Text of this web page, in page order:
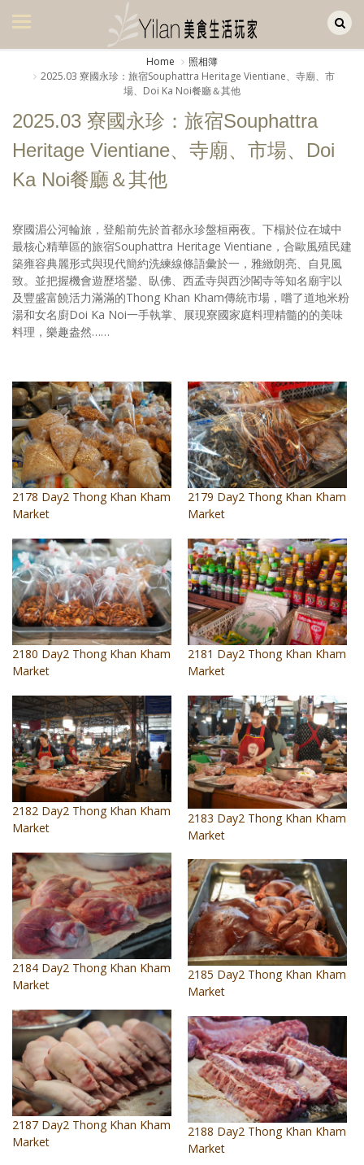
美食集
美飲集
廚房集
旅遊集
旅遊美食集
書房集
日記簿
餐桌週記
照相簿
影音區
創意出版服務
歷史區
關於Yilan
個人著作
活動實況記錄
媒體報導一覽
合作與代言
Home
照相簿
2025.03 寮國永珍：旅宿Souphattra Heritage Vientiane、寺廟、市
場、Doi Ka Noi餐廳＆其他
2025.03 寮國永珍：旅宿Souphattra
Heritage Vientiane、寺廟、市場、Doi
Ka Noi餐廳＆其他
寮國湄公河輪旅，登船前先於首都永珍盤桓兩夜。下榻於位在城中
最核心精華區的旅宿Souphattra Heritage Vientiane，合歐風殖民建
築雍容典麗形式與現代簡約洗練線條語彙於一，雅緻朗亮、自見風
致。並把握機會遊歷塔鑾、臥佛、西孟寺與西沙閣寺等知名廟宇以
及豐盛富饒活力滿滿的Thong Khan Kham傳統市場，嚐了道地米粉
湯和女名廚Doi Ka Noi一手執掌、展現寮國家庭料理精髓的的美味
料理，樂趣盎然……
2178 Day2 Thong Khan Kham
Market
2179 Day2 Thong Khan Kham
Market
2180 Day2 Thong Khan Kham
Market
2181 Day2 Thong Khan Kham
Market
2182 Day2 Thong Khan Kham
Market
2183 Day2 Thong Khan Kham
Market
2184 Day2 Thong Khan Kham
Market
2185 Day2 Thong Khan Kham
Market
2187 Day2 Thong Khan Kham
Market
2188 Day2 Thong Khan Kham
Market